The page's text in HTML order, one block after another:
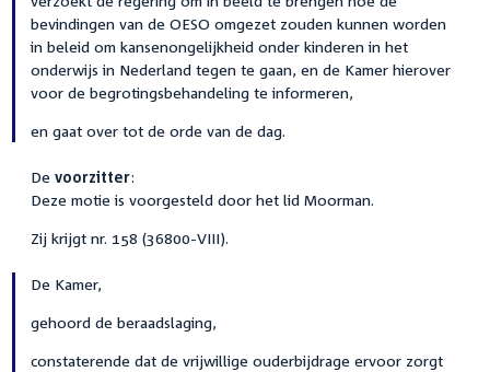
bevindingen van de OESO omgezet zouden kunnen worden
in beleid om kansenongelijkheid onder kinderen in het
onderwijs in Nederland tegen te gaan, en de Kamer hierover
voor de begrotingsbehandeling te informeren,
en gaat over tot de orde van de dag.
De voorzitter:
Deze motie is voorgesteld door het lid Moorman.
Zij krijgt nr. 158 (36800-VIII).
De Kamer,
gehoord de beraadslaging,
constaterende dat de vrijwillige ouderbijdrage ervoor zorgt